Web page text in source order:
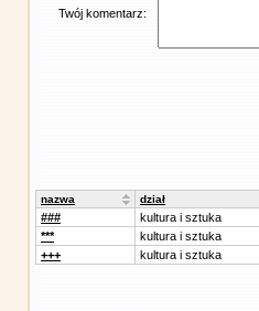
Twój komentarz:
nazwa dział
### kultura i sztuka
***
kultura i sztuka
+++
kultura i sztuka